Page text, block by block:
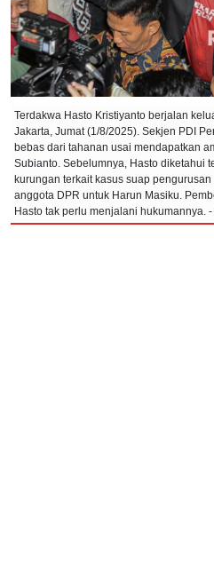
Terdakwa Hasto Kristiyanto berjalan
Jakarta, Jumat (1/8/2025). Sekjen PDI
bebas dari tahanan usai mendapatkan
Subianto. Sebelumnya, Hasto diketahui
kurungan terkait kasus suap
anggota DPR untuk Harun Masiku.
Hasto tak perlu menjalani hukumannya.